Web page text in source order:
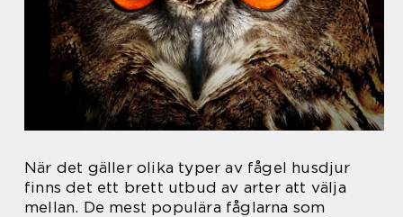
När det gäller olika typer av fågel husdjur
finns det ett brett utbud av arter att välja
mellan. De mest populära fåglarna som